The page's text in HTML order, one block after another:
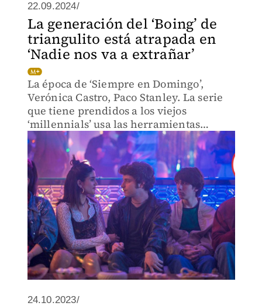
22.09.2024/
La generación del ‘Boing’ de
triangulito está atrapada en
‘Nadie nos va a extrañar’
La época de ‘Siempre en Domingo’,
Verónica Castro, Paco Stanley. La serie
que tiene prendidos a los viejos
‘millennials’ usa las herramientas
actuales para contar los años noventa.
24.10.2023/